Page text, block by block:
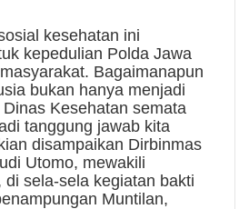
kesehatan ini
kepedulian Polda Jawa
Bagaimanapun
bukan hanya menjadi
Kesehatan semata
tanggung jawab kita
disampaikan Dirbinmas
Utomo, mewakili
di sela-sela kegiatan bakti
Muntilan,